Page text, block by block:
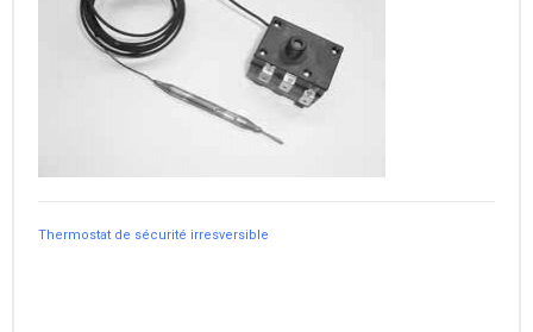
Thermostat de sécurité irresversible